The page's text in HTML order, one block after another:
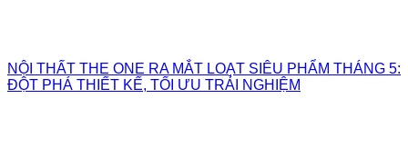
NỘI THẤT THE ONE RA MẮT LOẠT SIÊU PHẨM THÁNG 5:
ĐỘT PHÁ THIẾT KẾ, TỐI ƯU TRẢI NGHIỆM